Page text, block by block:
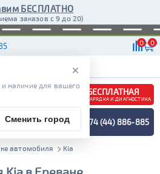
БЕСПЛАТНО
заказов с 9 до 20)
0 0
ДОСТАВКА
БЕСПЛАТНАЯ
ЗАРЯДКА И ДИАГНОСТИКА
+374 (44) 886-885
автомобиля Kia
×
наличие для вашего
Сменить город